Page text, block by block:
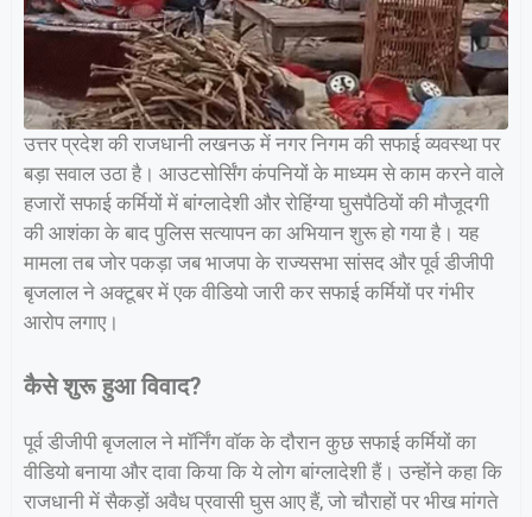
उत्तर प्रदेश की राजधानी लखनऊ में नगर निगम की सफाई व्यवस्था पर
बड़ा सवाल उठा है। आउटसोर्सिंग कंपनियों के माध्यम से काम करने वाले
हजारों सफाई कर्मियों में बांग्लादेशी और रोहिंग्या घुसपैठियों की मौजूदगी
की आशंका के बाद पुलिस सत्यापन का अभियान शुरू हो गया है। यह
मामला तब जोर पकड़ा जब भाजपा के राज्यसभा सांसद और पूर्व डीजीपी
बृजलाल ने अक्टूबर में एक वीडियो जारी कर सफाई कर्मियों पर गंभीर
आरोप लगाए।
कैसे शुरू हुआ विवाद?
पूर्व डीजीपी बृजलाल ने मॉर्निंग वॉक के दौरान कुछ सफाई कर्मियों का
वीडियो बनाया और दावा किया कि ये लोग बांग्लादेशी हैं। उन्होंने कहा कि
राजधानी में सैकड़ों अवैध प्रवासी घुस आए हैं, जो चौराहों पर भीख मांगते